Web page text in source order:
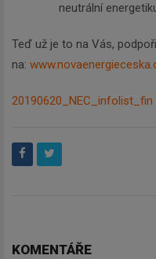
neutrální
Teď už je to na Vás,
na:
20190620_NEC_infolist_fin
KOMENTÁŘE